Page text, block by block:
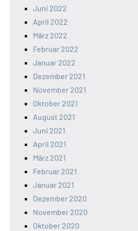
Juni 2022
April 2022
März 2022
Februar 2022
Januar 2022
Dezember 2021
November 2021
Oktober 2021
August 2021
Juni 2021
April 2021
März 2021
Februar 2021
Januar 2021
Dezember 2020
November 2020
Oktober 2020